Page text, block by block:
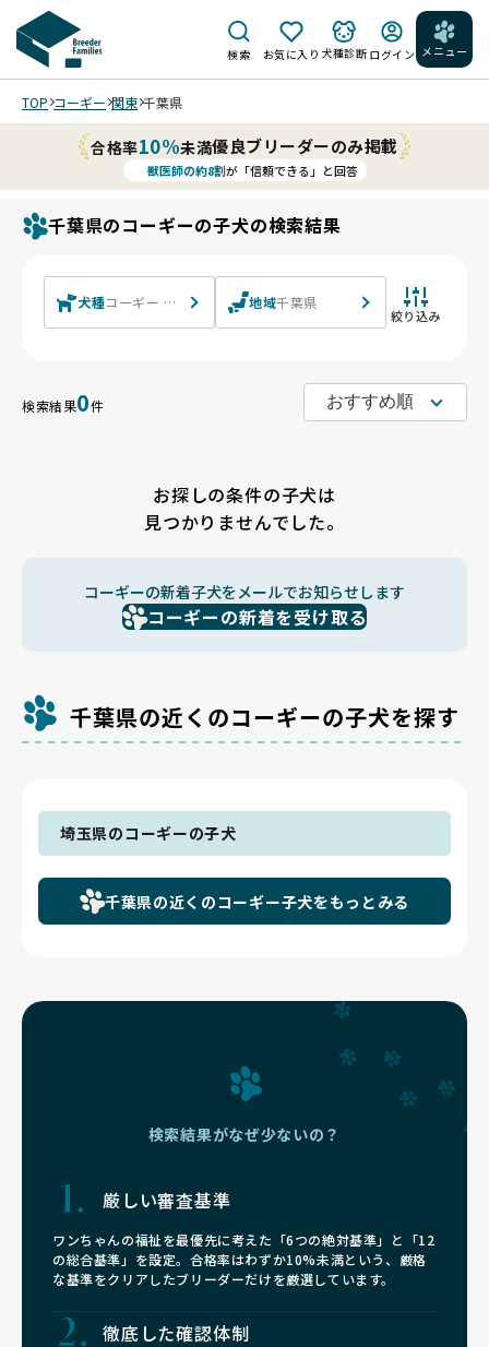
検索 お気に入り 犬種診断 ログイン メニュー
TOP コーギー 関東 千葉県
合格率10%未満優良ブリーダーのみ掲載
獣医師の約8割が「信頼できる」と回答
千葉県のコーギーの子犬の検索結果
犬種コーギー ウェルシュ・コーギー・ペンブローク ウェルシュ
地域千葉県
絞り込み
検索結果0件
お探しの条件の子犬は
見つかりませんでした。
コーギーの新着子犬をメールでお知らせします
コーギーの新着を受け取る
千葉県の近くのコーギーの子犬を探す
埼玉県のコーギーの子犬
千葉県の近くのコーギー子犬をもっとみる
検索結果がなぜ少ないの？
厳しい審査基準
ワンちゃんの福祉を最優先に考えた「6つの絶対基準」と「12
の総合基準」を設定。合格率はわずか10%未満という、厳格
な基準をクリアしたブリーダーだけを厳選しています。
徹底した確認体制